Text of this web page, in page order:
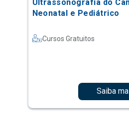
Ultrassonografia do
Neonatal e Pediátrico
Cursos Gratuitos
Saiba